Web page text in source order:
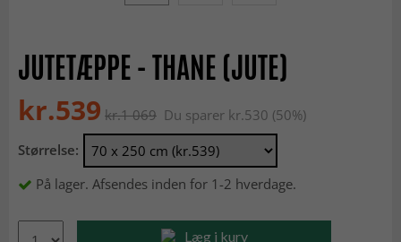
JUTETÆPPE - THANE (JUTE)
kr.539 kr.1 069 Du sparer kr.530 (50%)
Størrelse:
På lager. Afsendes inden for 1-2 hverdage.
Læg i kurv